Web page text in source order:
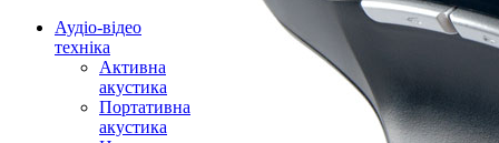
Аудіо-відео
техніка
Активна
акустика
Портативна
акустика